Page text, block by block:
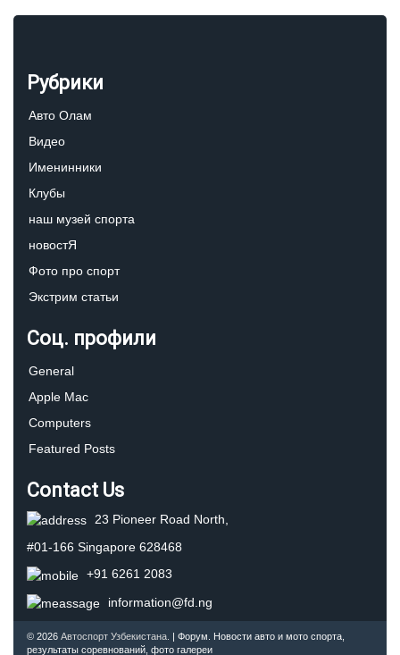
Рубрики
Авто Олам
Видео
Именинники
Клубы
наш музей спорта
новостЯ
Фото про спорт
Экстрим статьи
Соц. профили
General
Apple Mac
Computers
Featured Posts
Contact Us
23 Pioneer Road North,
#01-166 Singapore 628468
+91 6261 2083
information@fd.ng
© 2026 Автоспорт Узбекистана. | Форум. Новости авто и мото спорта,
результаты соревнований, фото галереи